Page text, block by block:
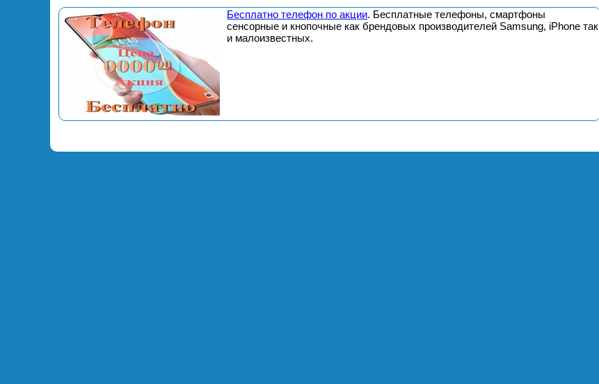
Бесплатно телефон по акции. Бесплатные телефоны, смартфоны
сенсорные и кнопочные как брендовых производителей Samsung, iPhone так
и малоизвестных.